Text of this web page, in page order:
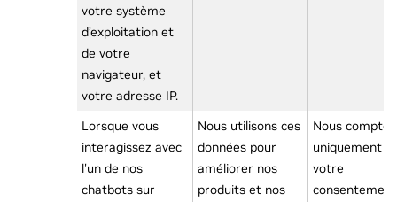
votre système
d’exploitation et
de votre
navigateur, et
votre adresse IP.
Lorsque vous
interagissez avec
l'un de nos
chatbots sur
Nous utilisons ces
données pour
améliorer nos
produits et nos
Nous
uniquement
votre
consentement